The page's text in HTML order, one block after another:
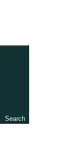
Search